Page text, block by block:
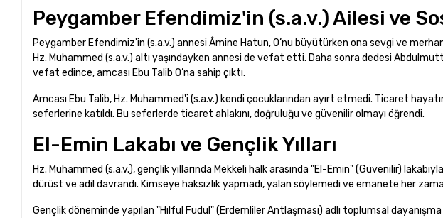
Peygamber Efendimiz'in (s.a.v.) Ailesi ve
Peygamber Efendimiz'in (s.a.v.) annesi Âmine Hatun, O’nu büyütürken ona sevgi ve
Hz. Muhammed (s.a.v.) altı yaşındayken annesi de vefat etti. Daha sonra dedesi
vefat edince, amcası Ebu Talib O’na sahip çıktı.
Amcası Ebu Talib, Hz. Muhammed'i (s.a.v.) kendi çocuklarından ayırt etmedi. Ticaret
seferlerine katıldı. Bu seferlerde ticaret ahlakını, doğruluğu ve güvenilir olmayı öğrendi.
El-Emin Lakabı ve Gençlik Yılları
Hz. Muhammed (s.a.v.), gençlik yıllarında Mekkeli halk arasında "El-Emin" (Güvenilir)
dürüst ve adil davrandı. Kimseye haksızlık yapmadı, yalan söylemedi ve emanete her
Gençlik döneminde yapılan "Hılful Fudul" (Erdemliler Antlaşması) adlı toplumsal